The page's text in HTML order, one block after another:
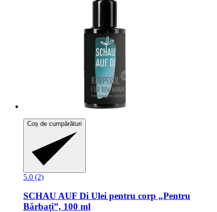
Coș de cumpărături
5.0 (2)
SCHAU AUF Di Ulei pentru corp „Pentru
Bărbați”, 100 ml